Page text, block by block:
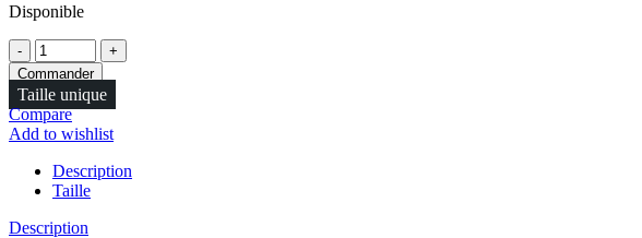
Disponible
Quantité
Commander
Taille unique
Compare
Add to wishlist
Description
Taille
Description